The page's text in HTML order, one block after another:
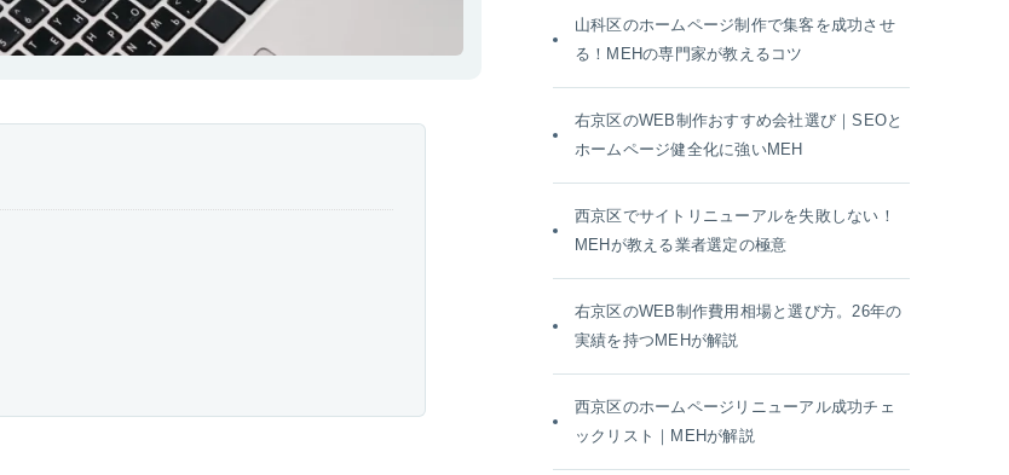
山科区のホームページ制作で集客を成功させ
る！MEHの専門家が教えるコツ
右京区のWEB制作おすすめ会社選び｜SEOと
ホームページ健全化に強いMEH
西京区でサイトリニューアルを失敗しない！
MEHが教える業者選定の極意
右京区のWEB制作費用相場と選び方。26年の
実績を持つMEHが解説
西京区のホームページリニューアル成功チェ
ックリスト｜MEHが解説